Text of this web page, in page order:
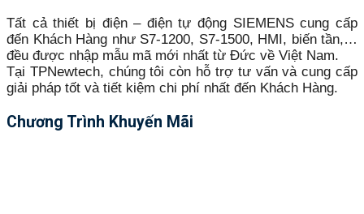
Tất cả thiết bị điện – điện tự động SIEMENS cung cấp
đến Khách Hàng như S7-1200, S7-1500, HMI, biến tần,…
đều được nhập mẫu mã mới nhất từ Đức về Việt Nam.
Tại TPNewtech, chúng tôi còn hỗ trợ tư vấn và cung cấp
giải pháp tốt và tiết kiệm chi phí nhất đến Khách Hàng.
Chương Trình Khuyến Mãi